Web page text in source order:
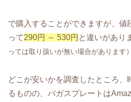
で購入することができますが、値
って290円 ～ 530円 と違いがあり
っては取り扱いが無い場合があります）
どこが安いかを調査したところ、
るものの、バガスプレートは